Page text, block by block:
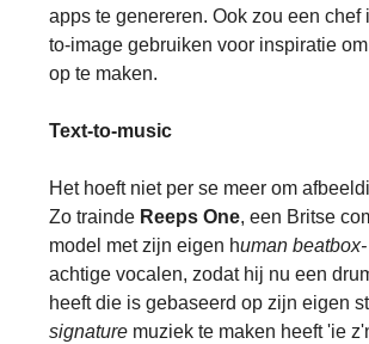
apps te genereren. Ook zou een chef
to-image gebruiken voor inspiratie
op te maken.
Text-to-music
Het hoeft niet per se meer om
Zo trainde Reeps One, een Britse
model met zijn eigen human beatbox-
achtige vocalen, zodat hij nu een
heeft die is gebaseerd op zijn eigen
signature muziek te maken heeft 'ie